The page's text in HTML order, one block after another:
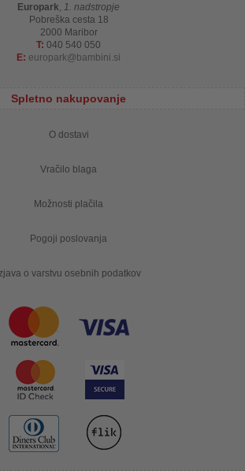
Europark, 1. nadstropje
Pobreška cesta 18
2000 Maribor
T: 040 540 050
E: europark bambini.si
Spletno nakupovanje
O dostavi
Vračilo blaga
Možnosti plačila
Pogoji poslovanja
o varstvu osebnih podatkov